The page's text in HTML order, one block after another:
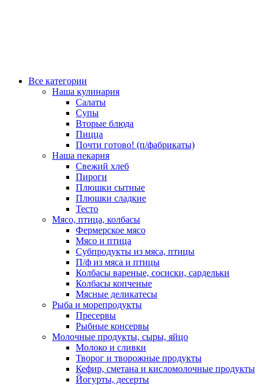
Все категории
Наша кулинария
Салаты
Супы
Вторые блюда
Пицца
Почти готово! (п/фабрикаты)
Наша пекарня
Свежий хлеб
Пироги
Плюшки сытные
Плюшки сладкие
Тесто
Мясо, птица, колбасы
Фермерское мясо
Мясо и птица
Субпродукты из мяса, птицы
П/ф из мяса и птицы
Колбасы вареные, сосиски, сардельки
Колбасы копченые
Мясные деликатесы
Рыба и морепродукты
Пресервы
Рыбные консервы
Молочные продукты, сыры, яйцо
Молоко и сливки
Творог и творожные продукты
Кефир, сметана и кисломолочные продукты
Йогурты, десерты